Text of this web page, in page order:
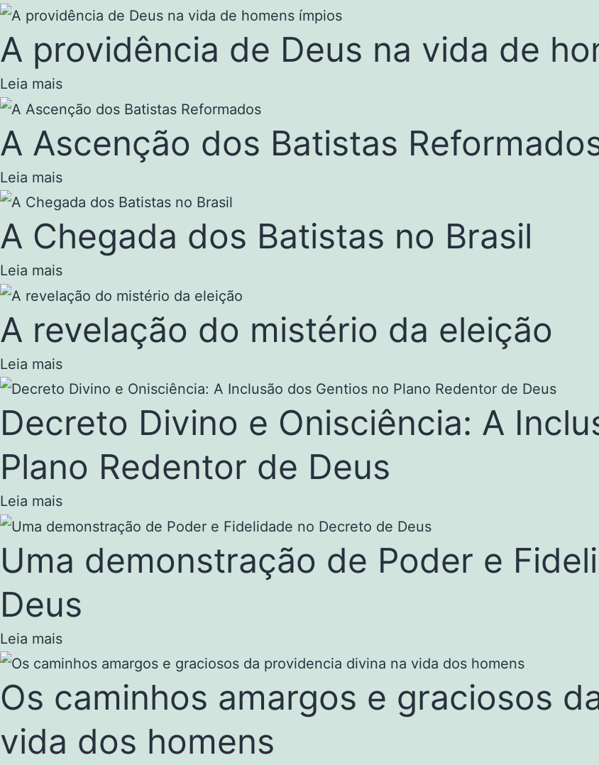
A providência de Deus na vida de
Leia mais
A Ascenção dos Batistas
Leia mais
A Chegada dos Batistas no Brasil
Leia mais
A revelação do mistério da eleição
Leia mais
Decreto Divino e Onisciência: A
Plano Redentor de Deus
Leia mais
Uma demonstração de Poder e
Deus
Leia mais
Os caminhos amargos e graciosos
vida dos homens